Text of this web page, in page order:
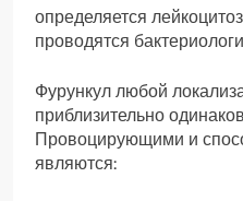
определяется
проводятся
Фурункул любой
приблизительно
Провоцирующими и
являются: